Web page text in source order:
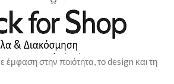
60x150x86cm
Τύπος Μηχανισμού Κρεβατιού
clic-clac
Αναστρέψιμη Γωνία
Διαστάσεις Αποθηκευτικού
Χώρου: 2θέσιο τμήμα:167x64cm
έμφαση στην ποιότητα, το design και τη